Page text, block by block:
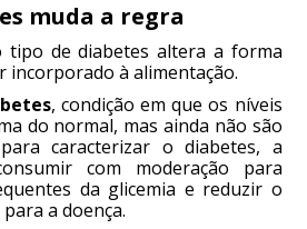
muda a regra
tipo de diabetes altera a forma
incorporado à alimentação.
, condição em que os níveis
do normal, mas ainda não são
caracterizar o diabetes, a
com moderação para
da glicemia e reduzir o
a doença.